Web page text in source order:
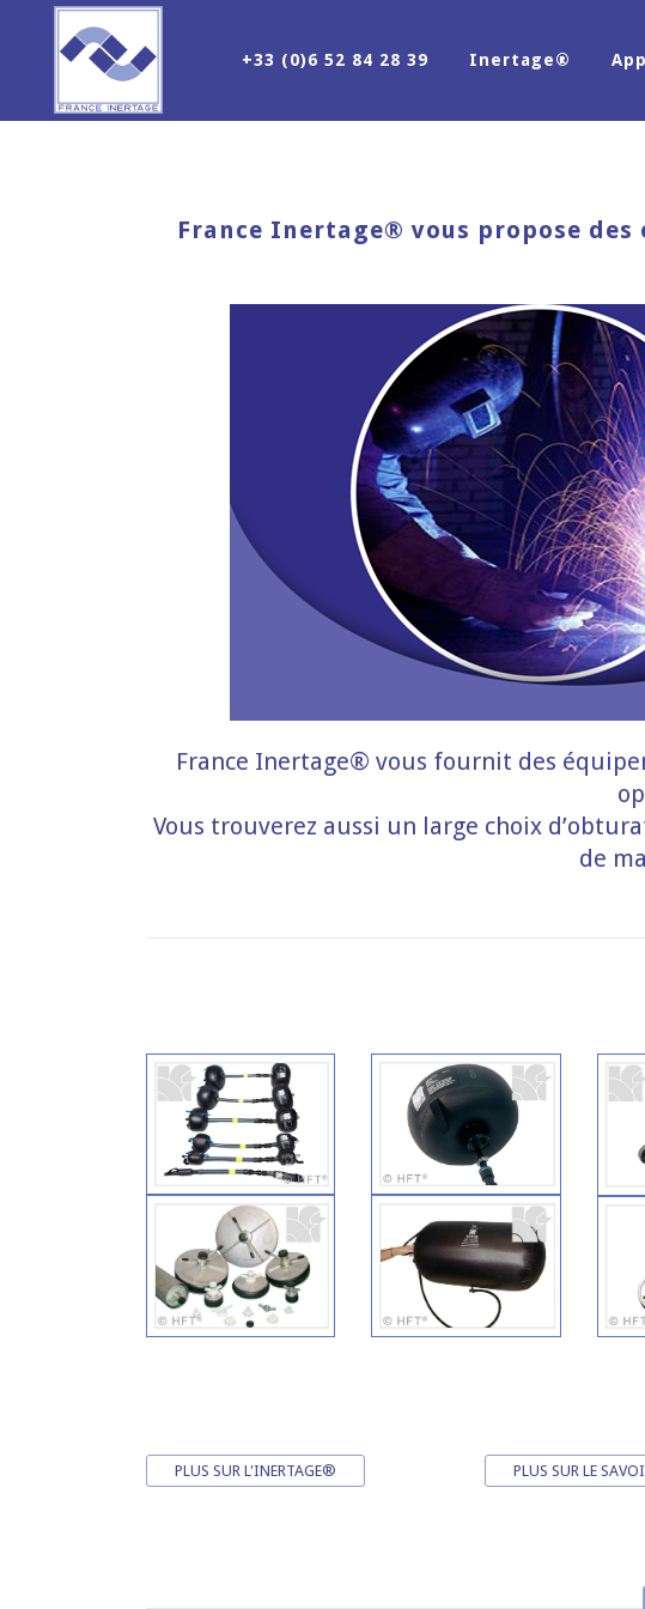
+33 (0)6 52 84 28 39 Inertage®
France Inertage® vous propose
France Inertage® vous fournit des
Vous trouverez aussi un large choix
de
PLUS SUR L'INERTAGE® PLUS SUR LE